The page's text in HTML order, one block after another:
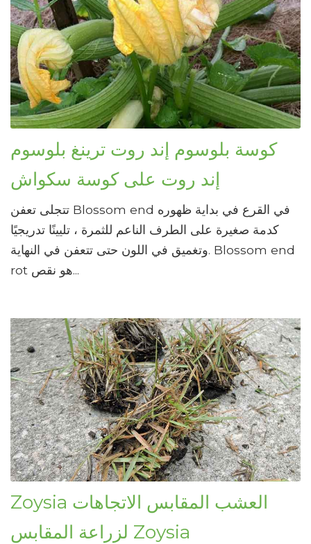
كوسة بلوسوم إند روت ترينغ بلوسوم
إند روت على كوسة سكواش
تتجلى تعفن Blossom end في القرع في بداية ظهوره
كدمة صغيرة على الطرف الناعم للثمرة ، تليينًا تدريجيًا
وتغميق في اللون حتى تتعفن في النهاية. Blossom end
rot هو نقص...
Zoysia العشب المقابس الاتجاهات
لزراعة المقابس Zoysia